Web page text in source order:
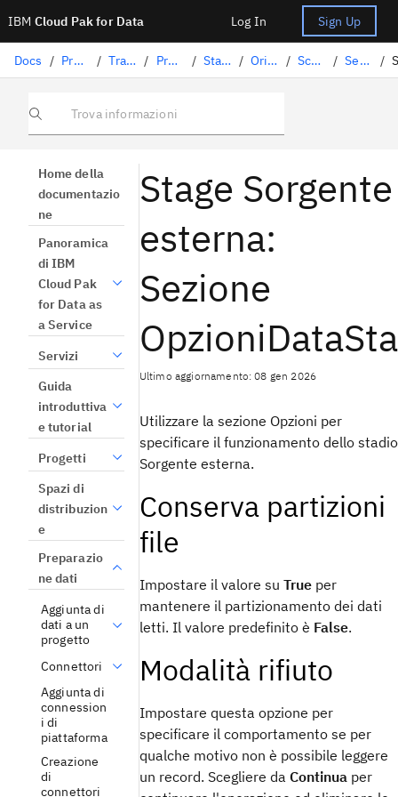
IBM Cloud Pak for Data Log In Sign Up
Docs / Preparazione dati / Trasformazione dei dati con DataStage / Progettazione dei flussi / Stage DataStage / Origine esterna / Scheda output / Sezione Proprietà /
Trova informazioni
Home della
documentazio
ne
Panoramica
di IBM
Cloud Pak
for Data as
a Service
Servizi
Guida
introduttiva
e tutorial
Progetti
Spazi di
distribuzion
e
Preparazio
ne dati
Aggiunta di
dati a un
progetto
Connettori
Aggiunta di
connession
i di
piattaforma
Creazione
di
connettori
Stage Sorgente
esterna:
Sezione
Ultimo aggiornamento: 08 gen 2026
Utilizzare la sezione Opzioni per
specificare il funzionamento dello stadio
Sorgente esterna.
Conserva partizioni
file
Impostare il valore su Trueper
mantenere il partizionamento dei dati
letti. Il valore predefinito è False.
Modalità rifiuto
Impostare questa opzione per
specificare il comportamento se per
qualche motivo non è possibile leggere
un record. Scegliere da Continuaper